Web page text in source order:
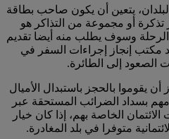
يتعين أن يكون صاحب بطاقة
تذكرة أو مجموعة من التذاكر هو
وسوف يطلب منه أيضا تقديم
مكتب إنجاز إجراءات السفر في
الصعود إلى الطائرة.
يقوموا بالحجز باستبدال الأميال
بسداد الضرائب المستحقة عبر
الائتمان الخاصة بهم، إذا كان خيار
متوفرا في بلد المغادرة.